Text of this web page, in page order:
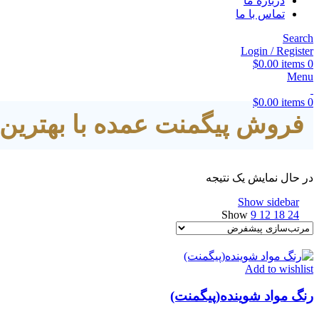
تماس با ما
Search
Login / Register
0
items
$0.00
Menu
0
items
$0.00
فروش پیگمنت عمده با
در حال نمایش یک نتیجه
Show sidebar
Show 9 12 18 24
Add to wishlist
رنگ مواد شوینده(پیگمنت)